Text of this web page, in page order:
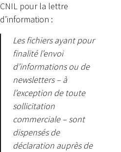
CNIL pour la lettre
d’information :
Les fichiers ayant pour
finalité l’envoi
d’informations ou de
newsletters – à
l’exception de toute
sollicitation
commerciale – sont
dispensés de
déclaration auprès de